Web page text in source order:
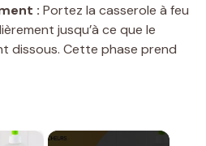
: Portez la casserole à feu
jusqu’à ce que le
dissous. Cette phase prend
×